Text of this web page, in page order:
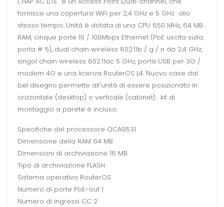
fornisce una copertura WiFi per 2,4 GHz e 5 GHz allo
stesso tempo. Unità è dotata di una CPU 650 MHz, 64 MB
RAM, cinque porte 10 / 100Mbps Ethernet (PoE uscita sulla
porta # 5), dual chain wireless 802.11b / g / n da 2,4 GHz,
singol chain wireless 802.11ac 5 GHz, porta USB per 3G /
modem 4G e una licenza RouterOS L4. Nuovo case dal
bel disegno permette all'unità di essere posizionato in
orizzontale (desktop) o verticale (cabinet). kit di
montaggio a parete è incluso.
Specifiche del processore QCA9531
Dimensione della RAM 64 MB
Dimensioni di archiviazione 16 MB
Tipo di archiviazione FLASH
Sistema operativo RouterOS
Numero di porte PoE-out 1
Numero di ingressi CC 2